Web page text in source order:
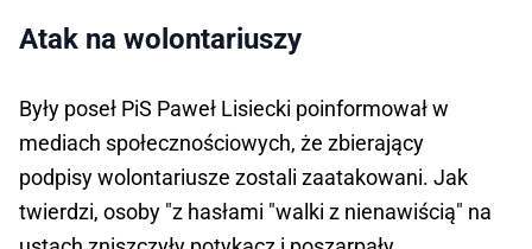
Atak na wolontariuszy
Były poseł PiS Paweł Lisiecki poinformował w
mediach społecznościowych, że zbierający
podpisy wolontariusze zostali zaatakowani. Jak
twierdzi, osoby "z hasłami "walki z nienawiścią" na